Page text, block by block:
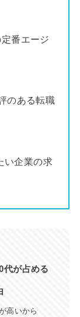
番エージ
のある転職
い企業の求
代が占める
高いから